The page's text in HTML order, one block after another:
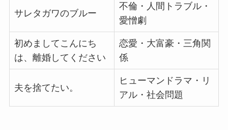
サレタガワのブルー
不倫・人間トラブル・
愛憎劇
初めましてこんにち
は、離婚してください
恋愛・大富豪・三角関
係
夫を捨てたい。
ヒューマンドラマ・リ
アル・社会問題